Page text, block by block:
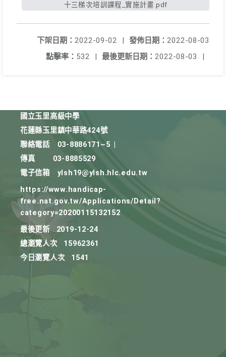
十三梯次培訓課程_實施計畫.pdf
發佈日期： 2022-08-03
下架日期： 2022-09-02
|
最後更新日期： 2022-08-03 |
點擊率： 532 |
國立玉里高級中學
花蓮縣玉里鎮中華路424號
聯絡電話
03-8886171~5
傳真
03-8885529
電子信箱
ylsh19@ylsh.hlc.edu.tw
https://www.handicap-
free.nat.gov.tw/Applications/Detail?
category=20200115132152
最後更新
2019-12-24
總瀏覽人次
15962361
今日瀏覽人次
1541